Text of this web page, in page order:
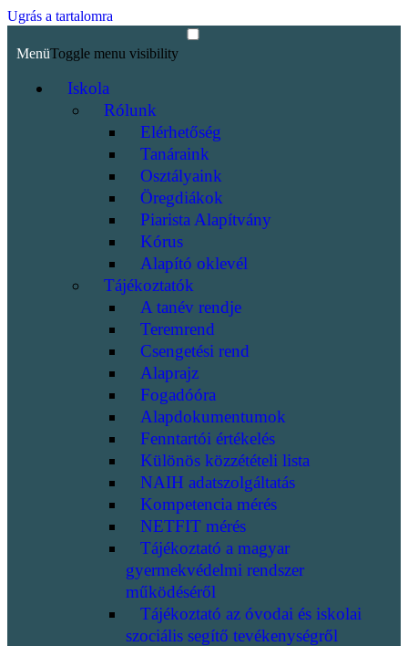
Ugrás a tartalomra
MenüToggle menu visibility
Iskola
Rólunk
Elérhetőség
Tanáraink
Osztályaink
Öregdiákok
Piarista Alapítvány
Kórus
Alapító oklevél
Tájékoztatók
A tanév rendje
Teremrend
Csengetési rend
Alaprajz
Fogadóóra
Alapdokumentumok
Fenntartói értékelés
Különös közzétételi lista
NAIH adatszolgáltatás
Kompetencia mérés
NETFIT mérés
Tájékoztató a magyar
gyermekvédelmi rendszer
működéséről
Tájékoztató az óvodai és iskolai
szociális segítő tevékenységről